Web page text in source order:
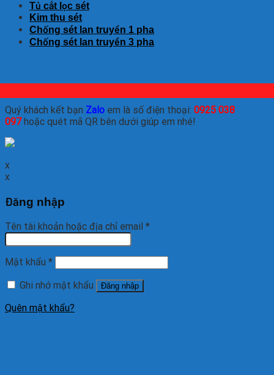
Tủ cắt lọc sét
Kim thu sét
Chống sét lan truyền 1 pha
Chống sét lan truyền 3 pha
Quý khách kết bạn Zalo em là số điện thoại: 0925 038
097hoặc quét mã QR bên dưới giúp em nhé!
x
x
Đăng nhập
Tên tài khoản hoặc địa chỉ email *
Mật khẩu *
Ghi nhớ mật khẩu
Đăng nhập
Quên mật khẩu?